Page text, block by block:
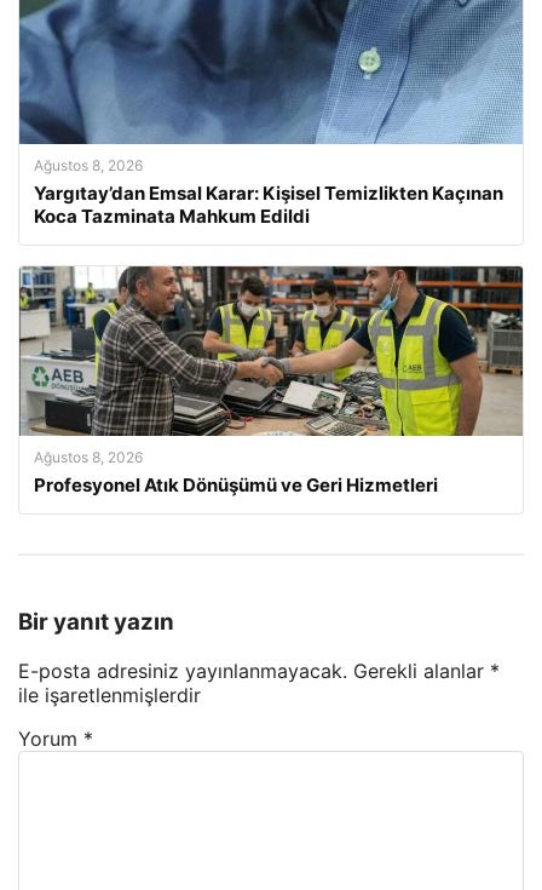
Ağustos 8, 2026
Yargıtay’dan Emsal Karar: Kişisel Temizlikten Kaçınan
Koca Tazminata Mahkum Edildi
Ağustos 8, 2026
Profesyonel Atık Dönüşümü ve Geri Hizmetleri
Bir yanıt yazın
E-posta adresiniz yayınlanmayacak. Gerekli alanlar *
ile işaretlenmişlerdir
Yorum *